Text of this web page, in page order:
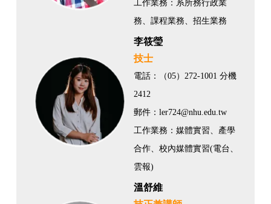
​工作業務：系所務行政業
務、課程業務、招生業務
李筱瑩
技士
電話：（05）272-1001 分機
2412
郵件：ler724@nhu.edu.tw
工作業務：媒體實習、產學
合作、校內媒體實習(電台、
雲報)
溫舒維